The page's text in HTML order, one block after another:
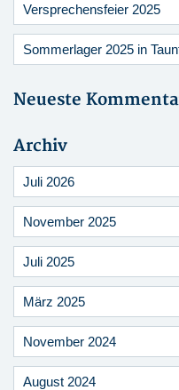
Versprechensfeier 2025
Sommerlager 2025 in
Neueste
Archiv
Juli 2026
November 2025
Juli 2025
März 2025
November 2024
August 2024